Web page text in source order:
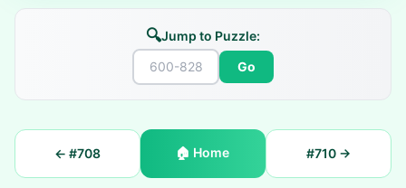
🔍Jump to Puzzle:
Go
← #708 🏠 Home #710→